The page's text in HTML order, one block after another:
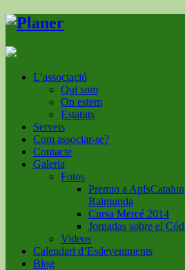
L’associació
Qui som
On estem
Estatuts
Serveis
Com associar-se?
Contacte
Galeria
Fotos
Premio a
Raimunda
Cursa Mercé 2014
Jornadas sobre el
Videos
Calendari d’Esdeveniments
Blog